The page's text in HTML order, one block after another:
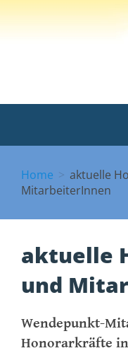
Home
aktuelle
MitarbeiterInnen
aktuelle
und
Wendepunkt-
Honorarkräfte